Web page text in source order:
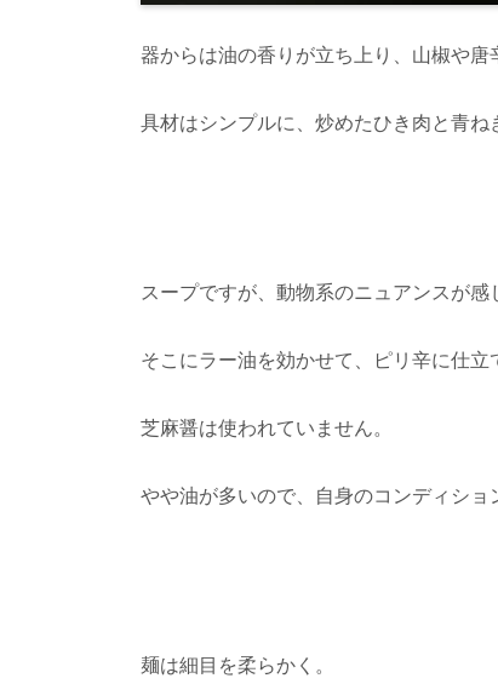
器からは油の香りが立ち上り、山椒や唐
具材はシンプルに、炒めたひき肉と青ね
スープですが、動物系のニュアンスが感
そこにラー油を効かせて、ピリ辛に仕立
芝麻醤は使われていません。
やや油が多いので、自身のコンディショ
麺は細目を柔らかく。